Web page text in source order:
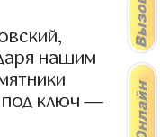
нашим
под ключ —